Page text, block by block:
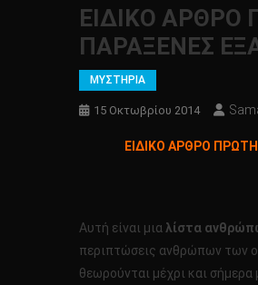
ΕΙΔΙΚΟ ΑΡΘΡΟ
ΠΑΡΑΞΕΝΕΣ
ΜΥΣΤΗΡΙΑ
15 Οκτωβρίου 2014
ΕΙΔΙΚΟ ΑΡΘΡΟ
Αυτή είναι μιαλίστα
περιπτώσεις ανθρώπων των
θεωρούνται μέχρι και